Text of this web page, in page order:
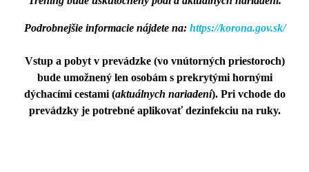
Podrobnejšie informacie nájdete na: https://korona.gov.sk/
Vstup a pobyt v prevádzke (vo vnútorných priestoroch)
bude umožnený len osobám s prekrytými hornými
dýchacími cestami (aktuálnych nariadení). Pri vchode do
prevádzky je potrebné aplikovať dezinfekciu na ruky.